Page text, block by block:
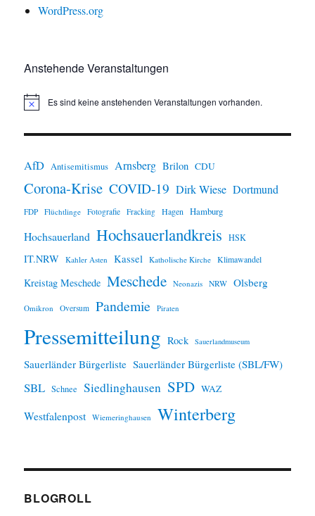
WordPress.org
Anstehende Veranstaltungen
H
Es sind keine anstehenden Veranstaltungen vorhanden.
AfD Antisemitismus Arnsberg Brilon CDU
Corona-Krise COVID-19 Dirk Wiese Dortmund
FDP Flüchtlinge Fotografie Fracking Hagen Hamburg
Hochsauerland Hochsauerlandkreis HSK
IT.NRW Kahler Asten Kassel Katholische Kirche Klimawandel
Kreistag Meschede Meschede Neonazis NRW Olsberg
Omikron Oversum Pandemie Piraten
Pressemitteilung Rock Sauerlandmuseum
Sauerländer Bürgerliste Sauerländer Bürgerliste (SBL/FW)
SBL Schnee Siedlinghausen SPD WAZ
Westfalenpost Wiemeringhausen Winterberg
BLOGROLL